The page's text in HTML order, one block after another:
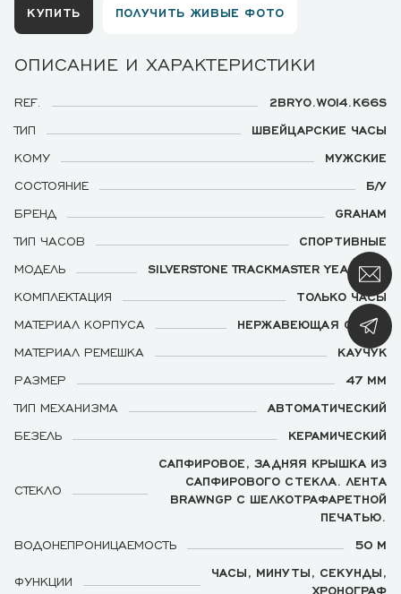
КУПИТЬ ПОЛУЧИТЬ ЖИВЫЕ ФОТО
ОПИСАНИЕ И ХАРАКТЕРИСТИКИ
REF.
2BRYO.W014.K66S
ТИП
ШВЕЙЦАРСКИЕ ЧАСЫ
КОМУ
МУЖСКИЕ
СОСТОЯНИЕ
Б/У
БРЕНД
GRAHAM
ТИП ЧАСОВ
СПОРТИВНЫЕ
МОДЕЛЬ
SILVERSTONE TRACKMASTER YEAR ONE
КОМПЛЕКТАЦИЯ
ТОЛЬКО ЧАСЫ
МАТЕРИАЛ КОРПУСА
НЕРЖАВЕЮЩАЯ СТАЛЬ
МАТЕРИАЛ РЕМЕШКА
КАУЧУК
РАЗМЕР
47 ММ
ТИП МЕХАНИЗМА
АВТОМАТИЧЕСКИЙ
БЕЗЕЛЬ
КЕРАМИЧЕСКИЙ
СТЕКЛО
САПФИРОВОЕ, ЗАДНЯЯ КРЫШКА ИЗ
САПФИРОВОГО СТЕКЛА. ЛЕНТА
BRAWNGP С ШЕЛКОТРАФАРЕТНОЙ
ПЕЧАТЬЮ.
ВОДОНЕПРОНИЦАЕМОСТЬ
50 М
ФУНКЦИИ
ЧАСЫ, МИНУТЫ, СЕКУНДЫ,
ХРОНОГРАФ